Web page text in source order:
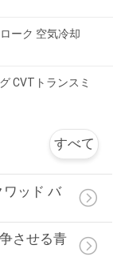
ーク 空気冷却
CVTトランスミ
すべて
ワッド バ
させる青